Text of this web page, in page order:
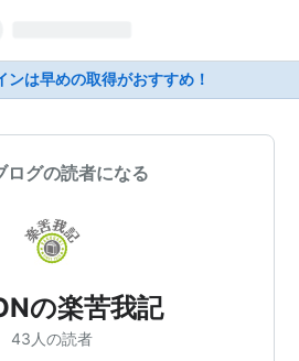
ンは早めの取得がおすすめ！
ログの読者になる
の楽苦我記
43人の読者